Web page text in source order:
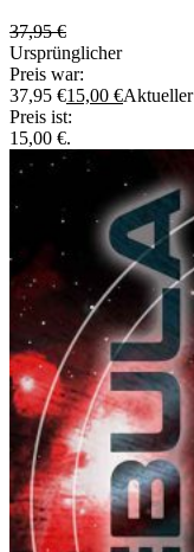
37,95€
Ursprünglicher
Preis war:
37,95 €15,00 €Aktueller
Preis ist:
15,00 €.